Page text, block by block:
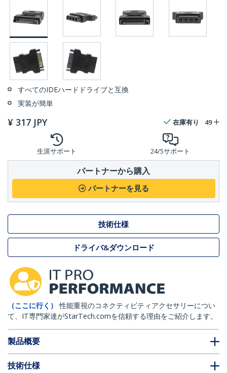
すべてのIDEハードドライブと互換
実装が簡単
¥ 317 JPY 在庫有り 49
生涯サポート 24/5サポート
パートナーから購入
パートナーを見る
技術仕様
ドライバ&ダウンロード
（ここに行く）
性能重視のコネクティビティアクセサリーについ
て、IT専門家達がStarTech.comを信頼する理由をご紹介します。
製品概要
技術仕様